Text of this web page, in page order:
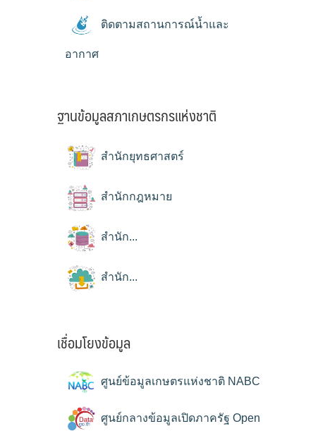
ติดตามสถานการณ์น้ำและ
อากาศ
ฐานข้อมูลสภาเกษตรกรแห่งชาติ
สำนักยุทธศาสตร์
สำนักกฎหมาย
สำนัก...
สำนัก...
เชื่อมโยงข้อมูล
ศูนย์ข้อมูลเกษตรแห่งชาติ NABC
ศูนย์กลางข้อมูลเปิดภาครัฐ Open